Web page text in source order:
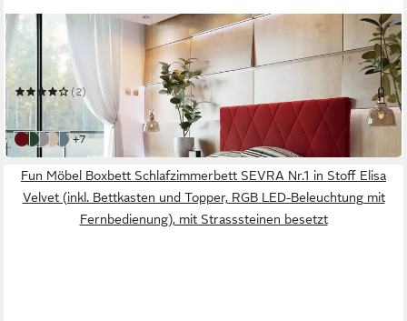
MIRJAN24
Boxspringbett Simoti
140 x 200 cm
(2)
ab 685,00 €
lieferbar in 4 Wochen
Magic Velvet 2267
Magic Velvet 2225
Magic Velvet 2239
Magic Velvet 2250
Magic Velvet 2260
weitere Farben:
+7
Fun Möbel Boxbett Schlafzimmerbett SEVRA Nr.1 in Stoff Elisa
Velvet (inkl. Bettkasten und Topper, RGB LED-Beleuchtung mit
Fernbedienung), mit Strasssteinen besetzt